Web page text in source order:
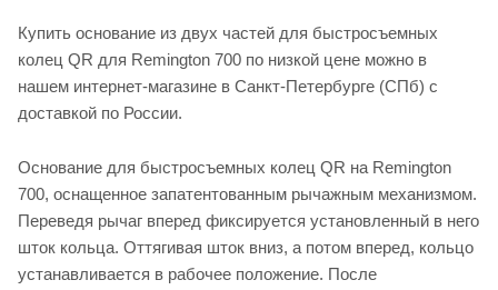
Купить основание из двух частей для быстросъемных
колец QR для Remington 700 по низкой цене можно в
нашем интернет-магазине в Санкт-Петербурге (СПб) с
доставкой по России.
Основание для быстросъемных колец QR на Remington
700, оснащенное запатентованным рычажным механизмом.
Переведя рычаг вперед фиксируется установленный в него
шток кольца. Оттягивая шток вниз, а потом вперед, кольцо
устанавливается в рабочее положение. После